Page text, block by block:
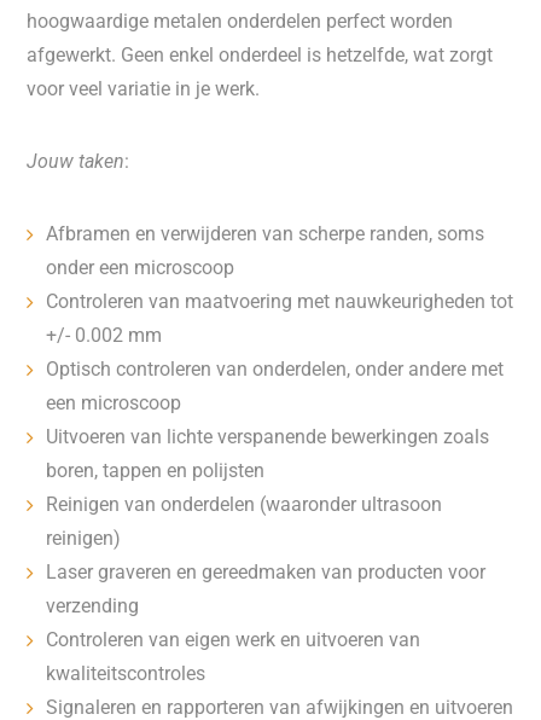
hoogwaardige metalen onderdelen perfect worden
afgewerkt. Geen enkel onderdeel is hetzelfde, wat zorgt
voor veel variatie in je werk.
Jouw taken:
Afbramen en verwijderen van scherpe randen, soms
onder een microscoop
Controleren van maatvoering met nauwkeurigheden tot
+/- 0.002 mm
Optisch controleren van onderdelen, onder andere met
een microscoop
Uitvoeren van lichte verspanende bewerkingen zoals
boren, tappen en polijsten
Reinigen van onderdelen (waaronder ultrasoon
reinigen)
Laser graveren en gereedmaken van producten voor
verzending
Controleren van eigen werk en uitvoeren van
kwaliteitscontroles
Signaleren en rapporteren van afwijkingen en uitvoeren